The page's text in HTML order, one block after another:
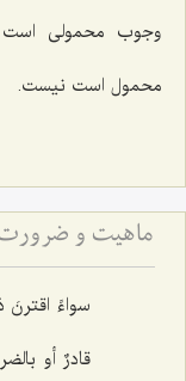
وجوب محمولی
محمول است نیست.
سواءً اقترنَ
قادرٌ أو